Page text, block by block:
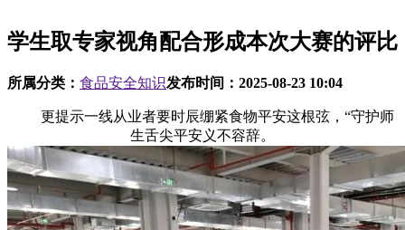
学生取专家视角配合形成本次大赛的评比
所属分类： 食品安全知识发布时间： 2025-08-23 10:04
更提示一线从业者要时辰绷紧食物平安这根弦，“守护师
生舌尖平安义不容辞。